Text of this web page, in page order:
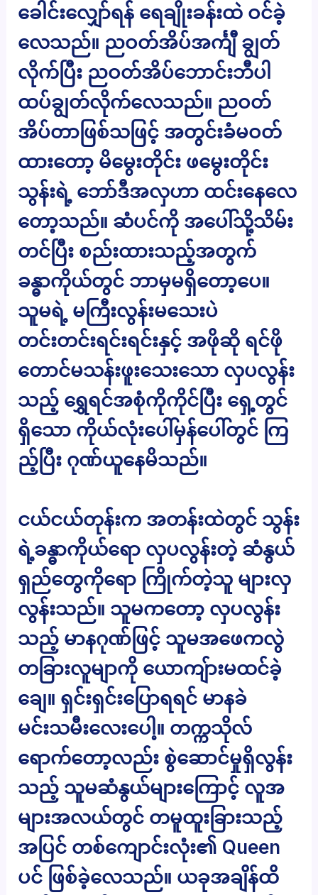
ခေါင်းလျှော်ရန် ရေချိုးခန်းထဲ ဝင်ခဲ့
လေသည်။ ညဝတ်အိပ်အင်္ကျီ ချွတ်
လိုက်ပြီး ညဝတ်အိပ်ဘောင်းဘီပါ
ထပ်ချွတ်လိုက်လေသည်။ ညဝတ်
အိပ်တာဖြစ်သဖြင့် အတွင်းခံမဝတ်
ထားတော့ မိမွေးတိုင်း ဖမွေးတိုင်း
သွန်းရဲ့ ဘော်ဒီအလှဟာ ထင်းနေလေ
တော့သည်။ ဆံပင်ကို အပေါ်သို့သိမ်း
တင်ပြီး စည်းထားသည့်အတွက်
ခန္ဓာကိုယ်တွင် ဘာမှမရှိတော့ပေ။
သူမရဲ့ မကြီးလွန်းမသေးပဲ
တင်းတင်းရင်းရင်းနှင့် အဖိုဆို ရင်ဖို
တောင်မသန်းဖူးသေးသော လှပလွန်း
သည့် ရွှေရင်အစုံကိုကိုင်ပြီး ရှေ့တွင်
ရှိသော ကိုယ်လုံးပေါ်မှန်ပေါ်တွင် ကြ
ည့်ပြီး ဂုဏ်ယူနေမိသည်။
ငယ်ငယ်တုန်းက အတန်းထဲတွင် သွန်း
ရဲ့ခန္ဓာကိုယ်ရော လှပလွန်းတဲ့ ဆံနွယ်
ရှည်တွေကိုရော ကြိုက်တဲ့သူ များလှ
လွန်းသည်။ သူမကတော့ လှပလွန်း
သည့် မာနဂုဏ်ဖြင့် သူမအဖေကလွဲ
တခြားလူမျာကို ယောကျ်ားမထင်ခဲ့
ချေ။ ရှင်းရှင်းပြောရရင် မာနခဲ
မင်းသမီးလေးပေါ့။ တက္ကသိုလ်
ရောက်တော့လည်း စွဲဆောင်မှုရှိလွန်း
သည့် သူမဆံနွယ်များကြောင့် လူအ
များအလယ်တွင် တမူထူးခြားသည့်
အပြင် တစ်ကျောင်းလုံး၏ Queen
ပင် ဖြစ်ခဲ့လေသည်။ ယခုအချိန်ထိ